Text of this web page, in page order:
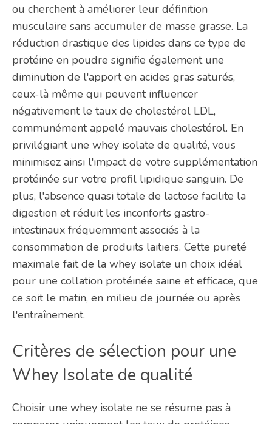
ou cherchent à améliorer leur définition
musculaire sans accumuler de masse grasse. La
réduction drastique des lipides dans ce type de
protéine en poudre signifie également une
diminution de l'apport en acides gras saturés,
ceux-là même qui peuvent influencer
négativement le taux de cholestérol LDL,
communément appelé mauvais cholestérol. En
privilégiant une whey isolate de qualité, vous
minimisez ainsi l'impact de votre supplémentation
protéinée sur votre profil lipidique sanguin. De
plus, l'absence quasi totale de lactose facilite la
digestion et réduit les inconforts gastro-
intestinaux fréquemment associés à la
consommation de produits laitiers. Cette pureté
maximale fait de la whey isolate un choix idéal
pour une collation protéinée saine et efficace, que
ce soit le matin, en milieu de journée ou après
l'entraînement.
Critères de sélection pour une
Whey Isolate de qualité
Choisir une whey isolate ne se résume pas à